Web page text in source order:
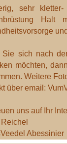
sehr
Halt
Sie sich nach
möchten,
Weitere
über email:
uns auf Ihr
Abessinier